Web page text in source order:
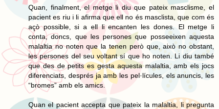
Quan, finalment, el metge li diu que pateix masclisme, el
pacient es riu i li afirma que ell no és masclista, que com és
açò possible, si a ell li encanten les dones. El metge li
conta, doncs, que les persones que posseeixen aquesta
malaltia no noten que la tenen però que, això no obstant,
les persones del seu voltant sí que ho noten. Li diu també
que des de petits es gesta aquesta malaltia, amb els jocs
diferenciats, després ja amb les pel·lícules, els anuncis, les
“bromes” amb els amics.
Quan el pacient accepta que pateix la malaltia, li pregunta